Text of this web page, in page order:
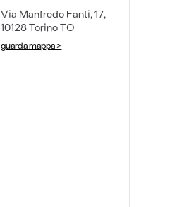
Via Manfredo Fanti, 17,
10128 Torino TO
guarda mappa >